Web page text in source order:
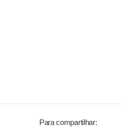
Para compartilhar: